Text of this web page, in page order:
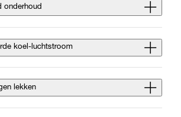
onderhoud
koel-luchtstroom
lekken